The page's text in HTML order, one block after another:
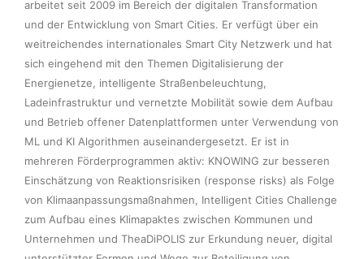
arbeitet seit 2009 im Bereich der digitalen Transformation
und der Entwicklung von Smart Cities. Er verfügt über ein
weitreichendes internationales Smart City Netzwerk und hat
sich eingehend mit den Themen Digitalisierung der
Energienetze, intelligente Straßenbeleuchtung,
Ladeinfrastruktur und vernetzte Mobilität sowie dem Aufbau
und Betrieb offener Datenplattformen unter Verwendung von
ML und KI Algorithmen auseinandergesetzt. Er ist in
mehreren Förderprogrammen aktiv: KNOWING zur besseren
Einschätzung von Reaktionsrisiken (response risks) als Folge
von Klimaanpassungsmaßnahmen, Intelligent Cities Challenge
zum Aufbau eines Klimapaktes zwischen Kommunen und
Unternehmen und TheaDiPOLIS zur Erkundung neuer, digital